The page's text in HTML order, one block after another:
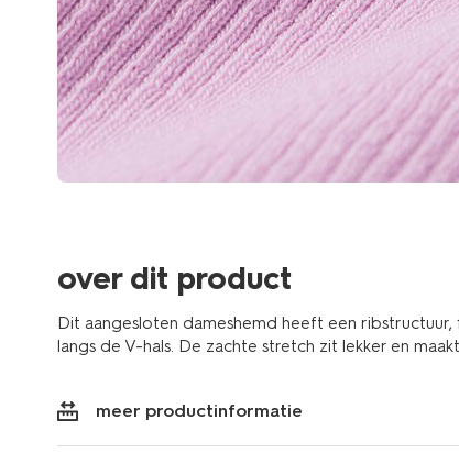
over dit product
Dit aangesloten dameshemd heeft een
langs de V-hals. De zachte stretch zit lekker en
meer productinformatie